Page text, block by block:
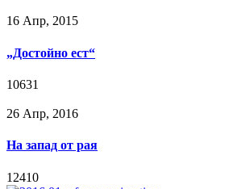
16 Апр, 2015
„Достойно ест“
10631
26 Апр, 2016
На запад от рая
12410